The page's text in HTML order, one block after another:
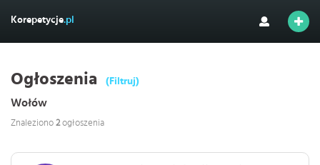
Korepetycje.pl
Ogłoszenia (Filtruj)
Wołów
Znaleziono 2ogłoszenia